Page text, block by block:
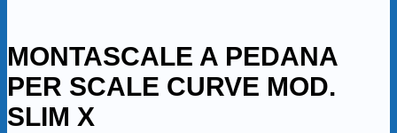
MONTASCALE A PEDANA
PER SCALE CURVE MOD.
SLIM X